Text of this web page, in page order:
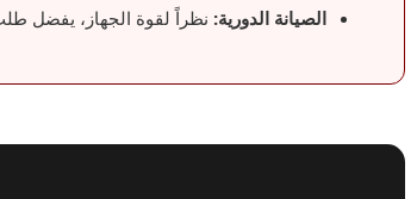
الصيانة الدورية: نظراً لقوة الجهاز، يفضل